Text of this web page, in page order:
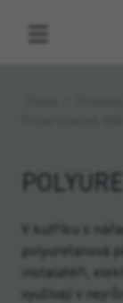
V kufříku s
polyuretanová
instalatéři,
využívají v